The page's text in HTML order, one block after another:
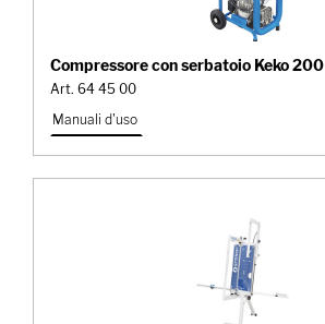
Compressore con serbatoio Keko 200
Art. 64 45 00
Manuali d'uso